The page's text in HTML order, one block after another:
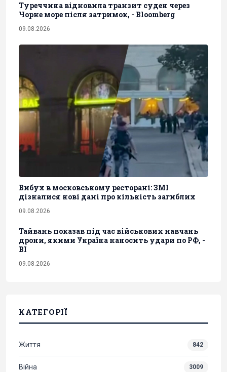
Туреччина відновила транзит суден через
Чорне море після затримок, - Bloomberg
09.08.2026
Вибух в московському ресторані: ЗМІ
дізналися нові дані про кількість загиблих
09.08.2026
Тайвань показав під час військових навчань
дрони, якими Україна наносить удари по РФ, -
BI
09.08.2026
КАТЕГОРІЇ
Життя 842
Війна 3009